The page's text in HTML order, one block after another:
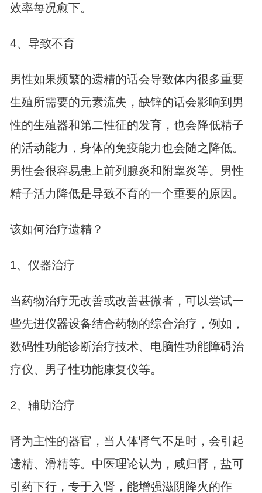
效率每况愈下。
4、导致不育
男性如果频繁的遗精的话会导致体内很多重要
生殖所需要的元素流失，缺锌的话会影响到男
性的生殖器和第二性征的发育，也会降低精子
的活动能力，身体的免疫能力也会随之降低。
男性会很容易患上前列腺炎和附睾炎等。男性
精子活力降低是导致不育的一个重要的原因。
该如何治疗遗精？
1、仪器治疗
当药物治疗无改善或改善甚微者，可以尝试一
些先进仪器设备结合药物的综合治疗，例如，
数码性功能诊断治疗技术、电脑性功能障碍治
疗仪、男子性功能康复仪等。
2、辅助治疗
肾为主性的器官，当人体肾气不足时，会引起
遗精、滑精等。中医理论认为，咸归肾，盐可
引药下行，专于入肾，能增强滋阴降火的作